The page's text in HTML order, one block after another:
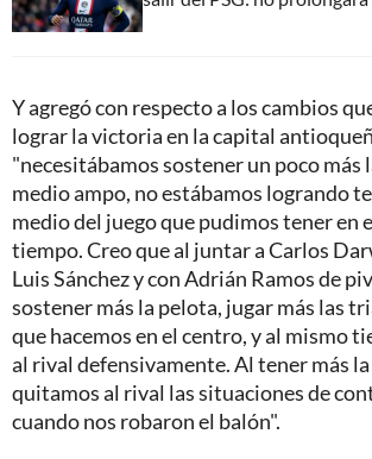
Y agregó con respecto a los cambios
lograr la victoria en la capital
"necesitábamos sostener un poco más
medio ampo, no estábamos logrando
medio del juego que pudimos tener en
tiempo. Creo que al juntar a Carlos
Luis Sánchez y con Adrián Ramos de
sostener más la pelota, jugar más las
que hacemos en el centro, y al mismo
al rival defensivamente. Al tener más
quitamos al rival las situaciones de
cuando nos robaron el balón".